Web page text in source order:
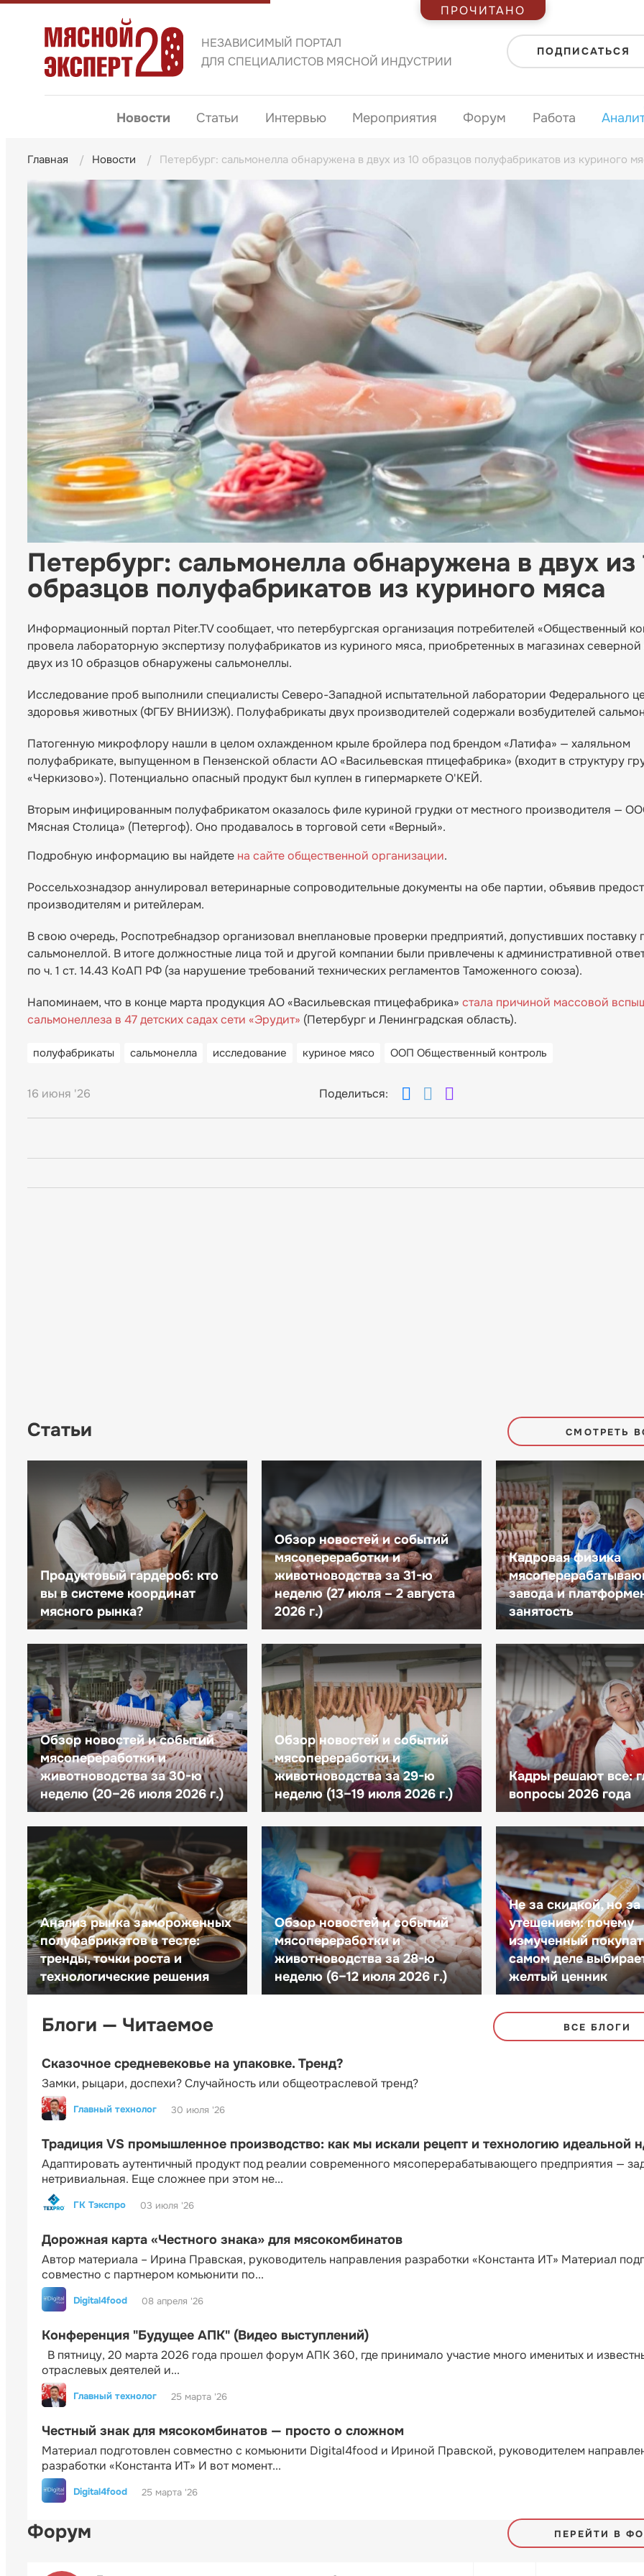
НЕЗАВИСИМЫЙ ПОРТАЛ
ДЛЯ СПЕЦИАЛИСТОВ МЯСНОЙ ИНДУСТРИИ
ПОДПИСАТЬСЯ
Новости Статьи Интервью Мероприятия Форум Работа
Главная Новости Петербург: сальмонелла обнаружена в двух из 10 образцов полуфабрикатов из куриного
Петербург: сальмонелла обнаружена в двух из
образцов полуфабрикатов из куриного мяса
Информационный портал Piter.TV сообщает, что петербургская организация потребителей «Общественный
провела лабораторную экспертизу полуфабрикатов из куриного мяса, приобретенных в магазинах
двух из 10 образцов обнаружены сальмонеллы.
Исследование проб выполнили специалисты Северо-Западной испытательной лаборатории Федерального
здоровья животных (ФГБУ ВНИИЗЖ). Полуфабрикаты двух производителей содержали возбудителей
Патогенную микрофлору нашли в целом охлажденном крыле бройлера под брендом «Латифа» — халяльном
полуфабрикате, выпущенном в Пензенской области АО «Васильевская птицефабрика» (входит в структуру
«Черкизово»). Потенциально опасный продукт был куплен в гипермаркете О'КЕЙ.
Вторым инфицированным полуфабрикатом оказалось филе куриной грудки от местного производителя —
Мясная Столица» (Петергоф). Оно продавалось в торговой сети «Верный».
Подробную информацию вы найдете на сайте общественной организации.
Россельхознадзор аннулировал ветеринарные сопроводительные документы на обе партии, объявив
производителям и ритейлерам.
В свою очередь, Роспотребнадзор организовал внеплановые проверки предприятий, допустивших поставку
сальмонеллой. В итоге должностные лица той и другой компании были привлечены к административной
по ч. 1 ст. 14.43 КоАП РФ (за нарушение требований технических регламентов Таможенного союза).
Напоминаем, что в конце марта продукция АО «Васильевская птицефабрика» стала причиной массовой
сальмонеллеза в 47 детских садах сети «Эрудит» (Петербург и Ленинградская область).
полуфабрикаты сальмонелла исследование куриное мясо ООП Общественный контроль
16 июня '26 Поделиться:
Статьи СМОТРЕТЬ
Продуктовый гардероб: кто
вы в системе координат
мясного рынка?
Обзор новостей и событий
мясопереработки и
животноводства за 31-ю
неделю (27 июля – 2 августа
2026 г.)
Кадровая физика
завода и
занятость
Обзор новостей и событий
мясопереработки и
животноводства за 30-ю
неделю (20–26 июля 2026 г.)
Обзор новостей и событий
мясопереработки и
животноводства за 29-ю
неделю (13–19 июля 2026 г.)
Кадры решают все:
вопросы 2026 года
Анализ рынка замороженных
полуфабрикатов в тесте:
тренды, точки роста и
технологические решения
Обзор новостей и событий
мясопереработки и
животноводства за 28-ю
неделю (6–12 июля 2026 г.)
Не за скидкой, но за
утешением: почему
измученный
самом деле
желтый ценник
Блоги — Читаемое ВСЕ БЛОГИ
Сказочное средневековье на упаковке. Тренд?
Замки, рыцари, доспехи? Случайность или общеотраслевой тренд?
Главный технолог 30 июля '26
Традиция VS промышленное производство: как мы искали рецепт и технологию идеальной
Адаптировать аутентичный продукт под реалии современного мясоперерабатывающего предприятия —
нетривиальная. Еще сложнее при этом не...
ГК Тэкспро 03 июля '26
Дорожная карта «Честного знака» для мясокомбинатов
Автор материала – Ирина Правская, руководитель направления разработки «Константа ИТ» Материал
совместно с партнером комьюнити по...
Digital4food 08 апреля '26
Конференция "Будущее АПК" (Видео выступлений)
В пятницу, 20 марта 2026 года прошел форум АПК 360, где принимало участие много именитых и
отраслевых деятелей и...
Главный технолог 25 марта '26
Честный знак для мясокомбинатов — просто о сложном
Материал подготовлен совместно с комьюнити Digital4food и Ириной Правской, руководителем
разработки «Константа ИТ» И вот момент...
Digital4food 25 марта '26
Форум ПЕРЕЙТИ В
ПРОЧИТАНО